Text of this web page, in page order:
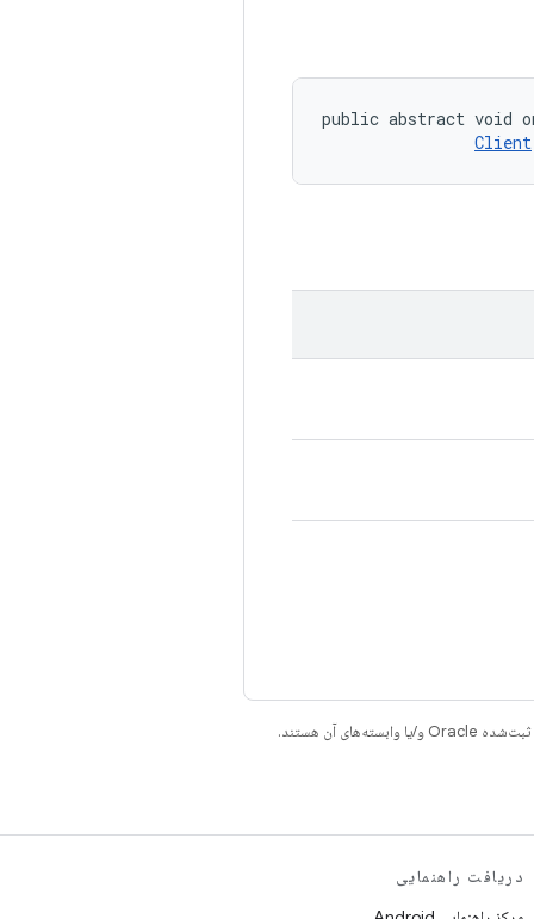
public abstract void
Client
دریافت راهنمایی